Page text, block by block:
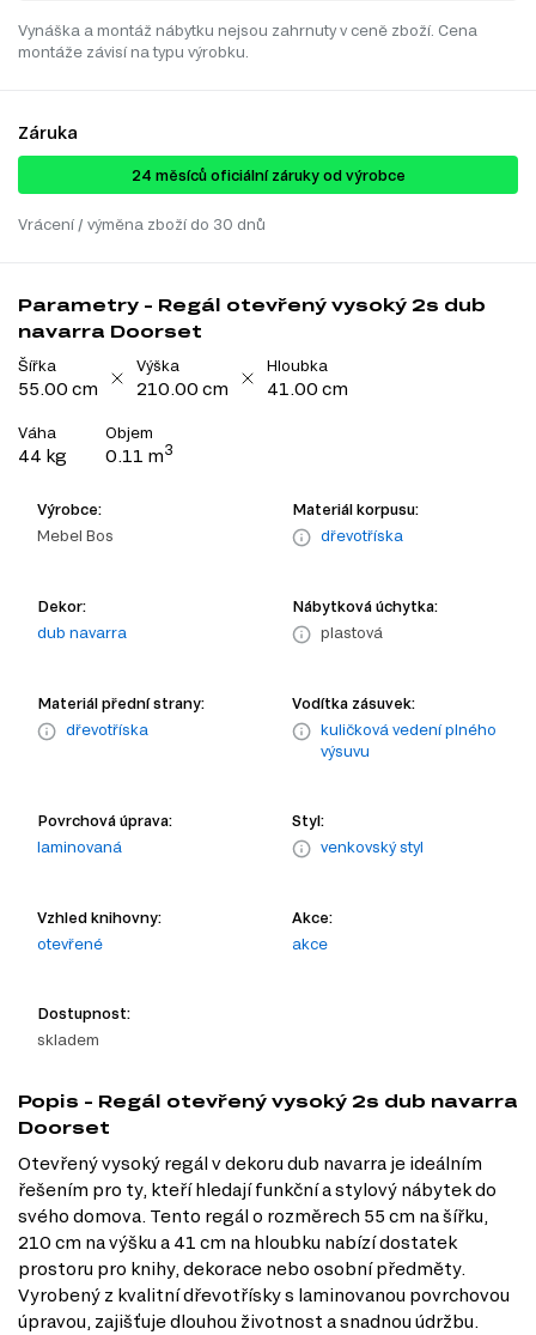
Vynáška a montáž nábytku nejsou zahrnuty v ceně zboží. Cena
montáže závisí na typu výrobku.
Záruka
24 ​​​​měsíců oficiální záruky od výrobce
Vrácení / výměna zboží do 30 dnů
Parametry - Regál otevřený vysoký 2s dub
navarra Doorset
Šířka
55.00 cm
Výška
210.00 cm
Hloubka
41.00 cm
Váha
44 kg
Objem
0.11 m3
Výrobce:
Mebel Bos
Materiál korpusu:
dřevotříska
Dekor:
dub navarra
Nábytková úchytka:
plastová
Materiál přední strany:
dřevotříska
Vodítka zásuvek:
kuličková vedení plného
výsuvu
Povrchová úprava:
laminovaná
Styl:
venkovský styl
Vzhled knihovny:
otevřené
Akce:
akce
Dostupnost:
skladem
Popis - Regál otevřený vysoký 2s dub navarra
Doorset
Otevřený vysoký regál v dekoru dub navarra je ideálním
řešením pro ty, kteří hledají funkční a stylový nábytek do
svého domova. Tento regál o rozměrech 55 cm na šířku,
210 cm na výšku a 41 cm na hloubku nabízí dostatek
prostoru pro knihy, dekorace nebo osobní předměty.
Vyrobený z kvalitní dřevotřísky s laminovanou povrchovou
úpravou, zajišťuje dlouhou životnost a snadnou údržbu.